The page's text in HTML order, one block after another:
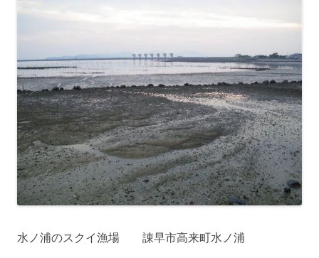
水ノ浦のスクイ漁場 諌早市高来町水ノ浦